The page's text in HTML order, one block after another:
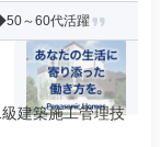
～60代活躍
建築施工管理技